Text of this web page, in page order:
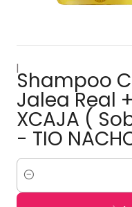
|
Shampoo
Jalea Real
XCAJA (
- TIO
Cantidad